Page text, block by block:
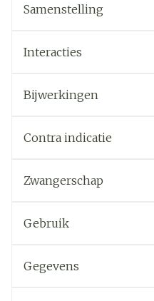
Samenstelling
Interacties
Bijwerkingen
Contra indicatie
Zwangerschap
Gebruik
Gegevens